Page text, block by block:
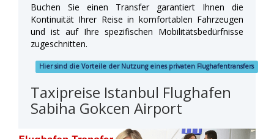
Buchen Sie einen Transfer garantiert Ihnen die
Kontinuität Ihrer Reise in komfortablen Fahrzeugen
und ist auf Ihre spezifischen Mobilitätsbedürfnisse
zugeschnitten.
Hier sind die Vorteile der Nutzung eines privaten Flughafentransfers
Taxipreise Istanbul Flughafen
Sabiha Gokcen Airport